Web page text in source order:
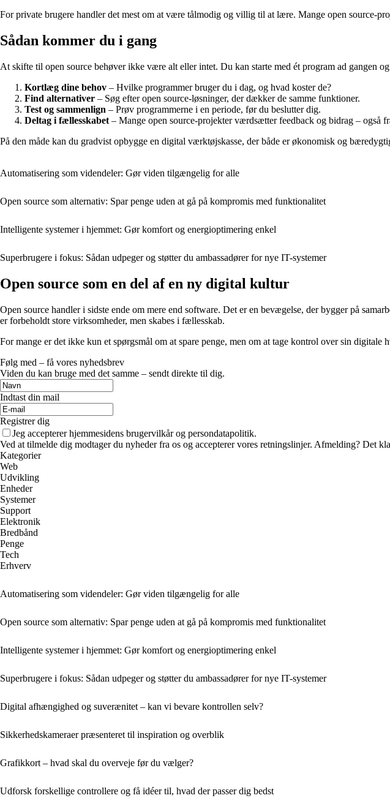
For private brugere handler det mest om at være tålmodig og villig til at lære. Mange open source-
Sådan kommer du i gang
At skifte til open source behøver ikke være alt eller intet. Du kan starte med ét program ad gangen
Kortlæg dine behov – Hvilke programmer bruger du i dag, og hvad koster de?
Find alternativer – Søg efter open source-løsninger, der dækker de samme funktioner.
Test og sammenlign – Prøv programmerne i en periode, før du beslutter dig.
Deltag i fællesskabet – Mange open source-projekter værdsætter feedback og bidrag – også
På den måde kan du gradvist opbygge en digital værktøjskasse, der både er økonomisk og
Automatisering som videndeler: Gør viden tilgængelig for alle
Open source som alternativ: Spar penge uden at gå på kompromis med funktionalitet
Intelligente systemer i hjemmet: Gør komfort og energioptimering enkel
Superbrugere i fokus: Sådan udpeger og støtter du ambassadører for nye IT-systemer
Open source som en del af en ny digital kultur
Open source handler i sidste ende om mere end software. Det er en bevægelse, der bygger på
er forbeholdt store virksomheder, men skabes i fællesskab.
For mange er det ikke kun et spørgsmål om at spare penge, men om at tage kontrol over sin
Følg med – få vores nyhedsbrev
Viden du kan bruge med det samme – sendt direkte til dig.
Indtast din mail
Registrer dig
Jeg accepterer hjemmesidens brugervilkår og persondatapolitik.
Ved at tilmelde dig modtager du nyheder fra os og accepterer vores retningslinjer. Afmelding? Det
Kategorier
Web
Udvikling
Enheder
Systemer
Support
Elektronik
Bredbånd
Penge
Tech
Erhverv
Automatisering som videndeler: Gør viden tilgængelig for alle
Open source som alternativ: Spar penge uden at gå på kompromis med funktionalitet
Intelligente systemer i hjemmet: Gør komfort og energioptimering enkel
Superbrugere i fokus: Sådan udpeger og støtter du ambassadører for nye IT-systemer
Digital afhængighed og suverænitet – kan vi bevare kontrollen selv?
Sikkerhedskameraer præsenteret til inspiration og overblik
Grafikkort – hvad skal du overveje før du vælger?
Udforsk forskellige controllere og få idéer til, hvad der passer dig bedst